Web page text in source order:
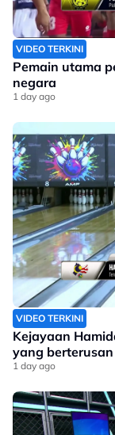
VIDEO TERKINI
Pemain utama
negara
1 day ago
VIDEO TERKINI
Kejayaan
yang
1 day ago